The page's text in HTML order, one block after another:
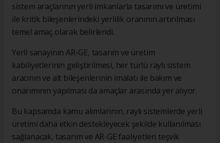
sistem araçlarının yerli imkanlarla tasarımı ve üretimi
ile kritik bileşenlerindeki yerlilik oranının artırılması
temel amaç olarak belirlendi.
Yerli sanayinin AR-GE, tasarım ve üretim
kabiliyetlerinin geliştirilmesi, her türlü raylı sistem
aracının ve alt bileşenlerinin imalatı ile bakım ve
onarımının yapılması da amaçlar arasında yer alıyor.
Bu kapsamda kamu alımlarının, raylı sistemlerde yerli
üretimi daha etkin destekleyecek şekilde kullanılması
sağlanacak, tasarım ve AR-GE faaliyetleri teşvik